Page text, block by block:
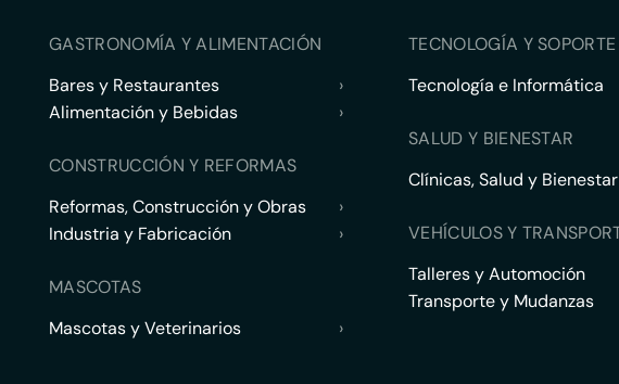
GASTRONOMÍA Y ALIMENTACIÓN
Bares y Restaurantes
›
Alimentación y Bebidas
›
CONSTRUCCIÓN Y REFORMAS
Reformas, Construcción y Obras
›
Industria y Fabricación
›
MASCOTAS
Mascotas y Veterinarios
›
TECNOLOGÍA Y
Tecnología e Informática
SALUD Y BIENESTAR
Clínicas, Salud y Bienestar
VEHÍCULOS Y
Talleres y Automoción
Transporte y Mudanzas